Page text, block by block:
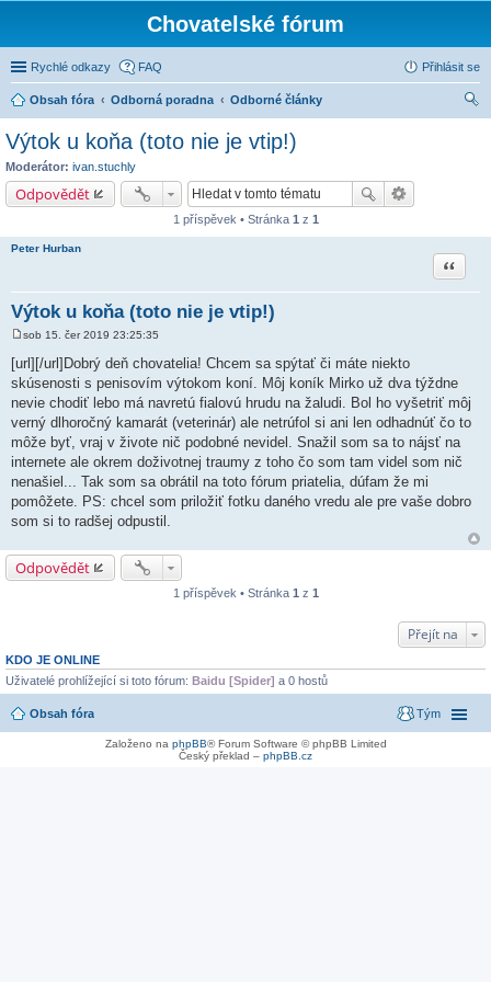
Chovatelské fórum
Rychlé odkazy FAQ Přihlásit se
Obsah fóra Odborná poradna
Odborné články
Výtok u koňa (toto nie je vtip!)
Moderátor: ivan.stuchly
Odpovědět
1 příspěvek • Stránka 1 z 1
Peter Hurban
Výtok u koňa (toto nie je vtip!)
Citace
í
s
ě
v
e
k
sob 15. čer 2019 23:25:35
[url][/url]Dobrý deň chovatelia! Chcem sa spýtať či máte niekto
skúsenosti s penisovím výtokom koní. Môj koník Mirko už dva týždne
nevie chodiť lebo má navretú fialovú hrudu na žaludi. Bol ho vyšetriť môj
verný dlhoročný kamarát (veterinár) ale netrúfol si ani len odhadnúť čo to
môže byť, vraj v živote nič podobné nevidel. Snažil som sa to nájsť na
internete ale okrem doživotnej traumy z toho čo som tam videl som nič
nenašiel... Tak som sa obrátil na toto fórum priatelia, dúfam že mi
pomôžete. PS: chcel som priložiť fotku daného vredu ale pre vaše dobro
som si to radšej odpustil.
Odpovědět
1 příspěvek • Stránka 1 z 1
Přejít na
KDO JE ONLINE
Uživatelé prohlížející si toto fórum: Baidu [Spider] a 0 hostů
Obsah fóra Tým
Založeno na phpBB® Forum Software © phpBB Limited
Český překlad – phpBB.cz